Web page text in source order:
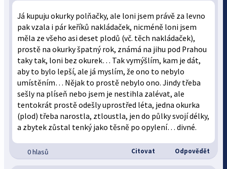
Já kupuju okurky polňačky, ale loni jsem právě za levno
pak vzala i pár keříků nakládaček, nicméně loni jsem
měla ze všeho asi deset plodů (vč. těch nakládaček),
prostě na okurky špatný rok, známá na jihu pod Prahou
taky tak, loni bez okurek… Tak vymýšlím, kam je dát,
aby to bylo lepší, ale já myslím, že ono to nebylo
umístěním… Nějak to prostě nebylo ono. Jindy třeba
sešly na plíseň nebo jsem je nestihla zalévat, ale
tentokrát prostě odešly uprostřed léta, jedna okurka
(plod) třeba narostla, ztloustla, jen do půlky svojí délky,
a zbytek zůstal tenký jako těsně po opylení… divné.
0 hlasů Citovat Odpovědět